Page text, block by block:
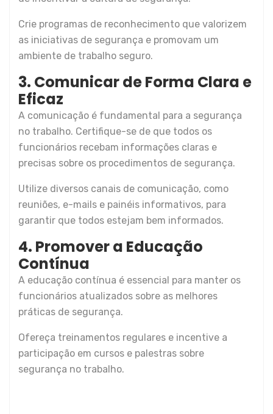
Crie programas de reconhecimento que valorizem
as iniciativas de segurança e promovam um
ambiente de trabalho seguro.
3. Comunicar de Forma Clara e
Eficaz
A comunicação é fundamental para a segurança
no trabalho. Certifique-se de que todos os
funcionários recebam informações claras e
precisas sobre os procedimentos de segurança.
Utilize diversos canais de comunicação, como
reuniões, e-mails e painéis informativos, para
garantir que todos estejam bem informados.
4. Promover a Educação
Contínua
A educação contínua é essencial para manter os
funcionários atualizados sobre as melhores
práticas de segurança.
Ofereça treinamentos regulares e incentive a
participação em cursos e palestras sobre
segurança no trabalho.